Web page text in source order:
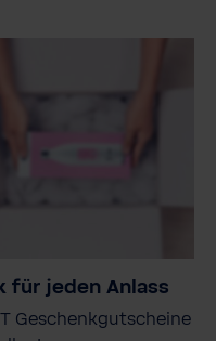
für jeden Anlass
Geschenkgutscheine